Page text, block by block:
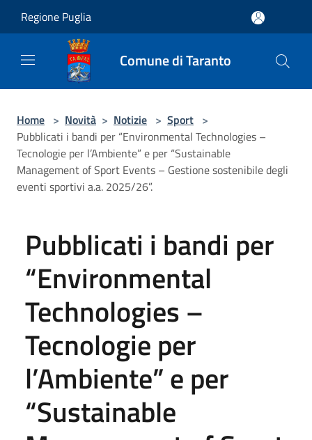
Regione Puglia
Comune di Taranto
Home > Novità > Notizie > Sport >
Pubblicati i bandi per “Environmental Technologies –
Tecnologie per l’Ambiente” e per “Sustainable
Management of Sport Events – Gestione sostenibile degli
eventi sportivi a.a. 2025/26”.
Pubblicati i bandi per
“Environmental
Technologies –
Tecnologie per
l’Ambiente” e per
“Sustainable